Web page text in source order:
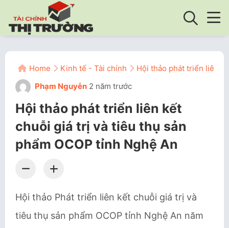
Home Kinh tế - Tài chính
Hội thảo phát triển liên
Phạm Nguyễn 2 năm trước
Hội thảo phát triển liên kết
chuỗi giá trị và tiêu thụ sản
phẩm OCOP tỉnh Nghệ An
Hội thảo Phát triển liên kết chuỗi giá trị và
tiêu thụ sản phẩm OCOP tỉnh Nghệ An năm